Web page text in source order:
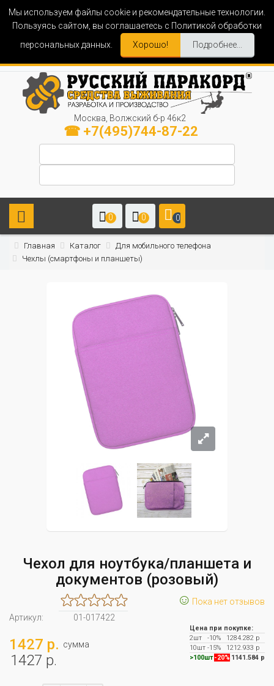
Мы используем файлы cookie и рекомендательные технологии.
Пользуясь сайтом, вы соглашаетесь с Политикой обработки
персональных данных.
Хорошо! Подробнее...
Москва, Волжский б-р 46к2
☎ +7(495)744-87-22
0 0 0
Главная Каталог
Для мобильного телефона
Чехлы (смартфоны и планшеты)
Чехол для ноутбука/планшета и
документов (розовый)
☺ Пока нет отзывов
Артикул:
01-017422
1427 р. сумма
1427 р.
Цена при покупке:
2шт
-10%
1284.282 р
10шт -15%
1212.933 р
>100шт -20% 1141.584 р